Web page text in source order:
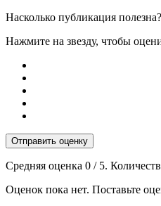
Насколько публикация полезна?
Нажмите на звезду, чтобы
Отправить оценку
Средняя оценка 0 / 5.
Оценок пока нет. Поставьте